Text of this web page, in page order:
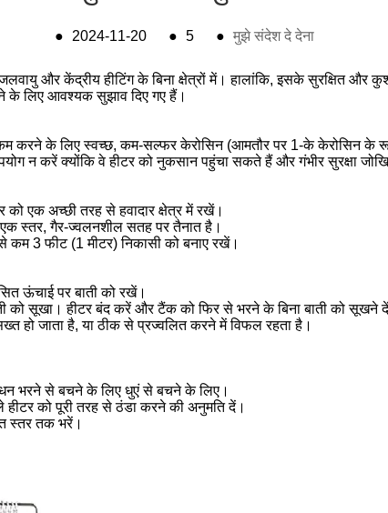
● 2024-11-20 ● 5 ● मुझे संदेश दे देना
जलवायु और केंद्रीय हीटिंग के बिना क्षेत्रों में। हालांकि, इसके सुरक्षित
के लिए आवश्यक सुझाव दिए गए हैं।
कम करने के लिए स्वच्छ, कम-सल्फर केरोसिन (आमतौर पर 1-के केरोसिन
न करें क्योंकि वे हीटर को नुकसान पहुंचा सकते हैं और गंभीर सुरक्षा
एक अच्छी तरह से हवादार क्षेत्र में रखें।
स्तर, गैर-ज्वलनशील सतह पर तैनात है।
से कम 3 फीट (1 मीटर) निकासी को बनाए रखें।
ऊंचाई पर बाती को रखें।
को सूखा। हीटर बंद करें और टैंक को फिर से भरने के बिना बाती को सूखने
हो जाता है, या ठीक से प्रज्वलित करने में विफल रहता है।
ईंधन भरने से बचने के लिए धुएं से बचने के लिए।
को पूरी तरह से ठंडा करने की अनुमति दें।
स्तर तक भरें।